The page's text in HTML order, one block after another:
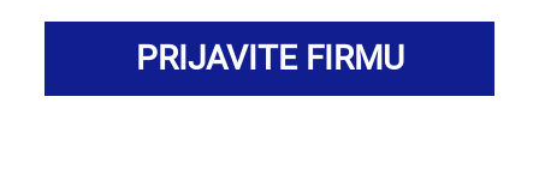
PRIJAVITE FIRMU